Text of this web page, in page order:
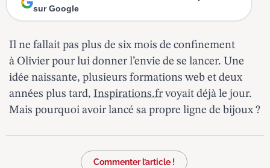
sur Google
Il ne fallait pas plus de six mois de confinement
à Olivier pour lui donner l’envie de se lancer. Une
idée naissante, plusieurs formations web et deux
années plus tard, Inspirations.frvoyait déjà le jour.
Mais pourquoi avoir lancé sa propre ligne de bijoux ?
Commenter l’article !